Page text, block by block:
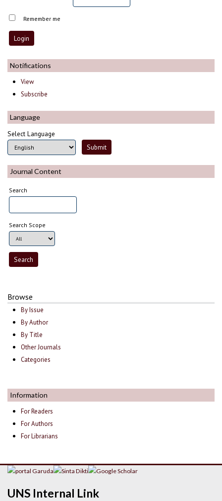
Remember me
Notifications
View
Subscribe
Language
Select Language
Journal Content
Search
Search Scope
Browse
By Issue
By Author
By Title
Other Journals
Categories
Information
For Readers
For Authors
For Librarians
UNS Internal Link